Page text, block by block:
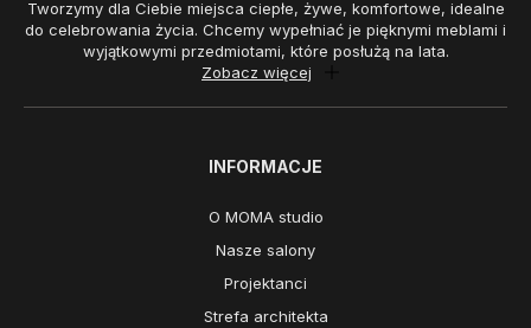
Tworzymy dla Ciebie miejsca ciepłe, żywe, komfortowe, idealne
do celebrowania życia. Chcemy wypełniać je pięknymi meblami i
wyjątkowymi przedmiotami, które posłużą na lata.
Zobacz więcej
INFORMACJE
O MOMA studio
Nasze salony
Projektanci
Strefa architekta